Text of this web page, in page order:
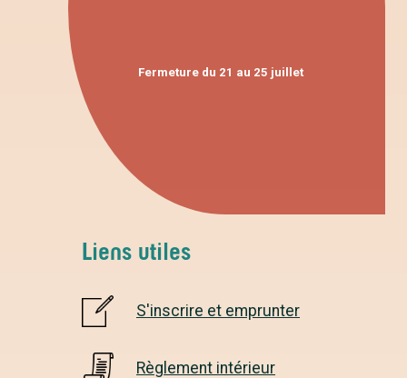
Fermeture du 21 au 25 juillet
Liens utiles
S'inscrire et emprunter
Règlement intérieur